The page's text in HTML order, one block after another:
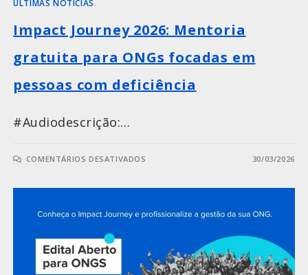
ÚLTIMAS NOTÍCIAS
Impact Journey 2026: Mentoria
gratuita para ONGs focadas em
pessoas com deficiência
#Audiodescrição:…
COMENTÁRIOS DESATIVADOS 30/03/2026